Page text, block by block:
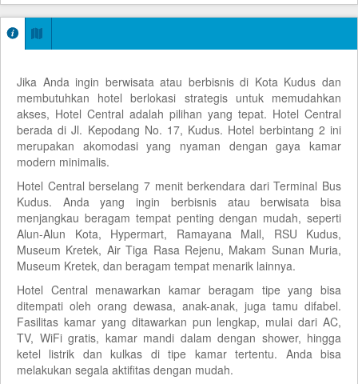
Jika Anda ingin berwisata atau berbisnis di Kota Kudus dan
membutuhkan hotel berlokasi strategis untuk memudahkan
akses, Hotel Central adalah pilihan yang tepat. Hotel Central
berada di Jl. Kepodang No. 17, Kudus. Hotel berbintang 2 ini
merupakan akomodasi yang nyaman dengan gaya kamar
modern minimalis.
Hotel Central berselang 7 menit berkendara dari Terminal Bus
Kudus. Anda yang ingin berbisnis atau berwisata bisa
menjangkau beragam tempat penting dengan mudah, seperti
Alun-Alun Kota, Hypermart, Ramayana Mall, RSU Kudus,
Museum Kretek, Air Tiga Rasa Rejenu, Makam Sunan Muria,
Museum Kretek, dan beragam tempat menarik lainnya.
Hotel Central menawarkan kamar beragam tipe yang bisa
ditempati oleh orang dewasa, anak-anak, juga tamu difabel.
Fasilitas kamar yang ditawarkan pun lengkap, mulai dari AC,
TV, WiFi gratis, kamar mandi dalam dengan shower, hingga
ketel listrik dan kulkas di tipe kamar tertentu. Anda bisa
melakukan segala aktifitas dengan mudah.